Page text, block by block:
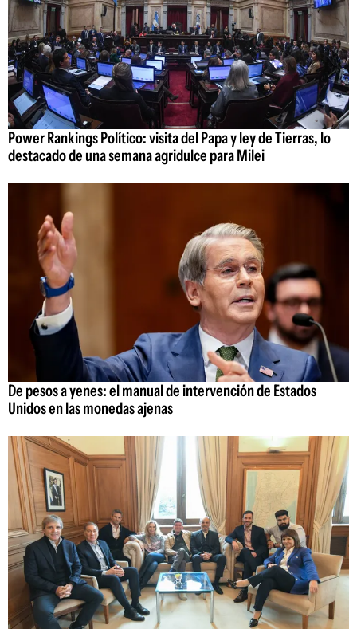
Power Rankings Político: visita del Papa y ley de Tierras, lo
destacado de una semana agridulce para Milei
De pesos a yenes: el manual de intervención de Estados
Unidos en las monedas ajenas